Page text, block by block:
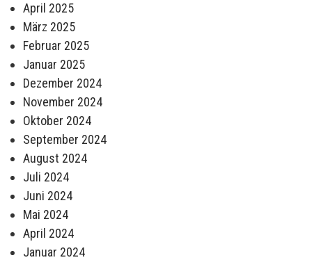
April 2025
März 2025
Februar 2025
Januar 2025
Dezember 2024
November 2024
Oktober 2024
September 2024
August 2024
Juli 2024
Juni 2024
Mai 2024
April 2024
Januar 2024